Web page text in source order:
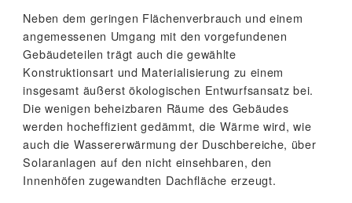
Neben dem geringen Flächenverbrauch und einem
angemessenen Umgang mit den vorgefundenen
Gebäudeteilen trägt auch die gewählte
Konstruktionsart und Materialisierung zu einem
insgesamt äußerst ökologischen Entwurfsansatz bei.
Die wenigen beheizbaren Räume des Gebäudes
werden hocheffizient gedämmt, die Wärme wird, wie
auch die Wassererwärmung der Duschbereiche, über
Solaranlagen auf den nicht einsehbaren, den
Innenhöfen zugewandten Dachfläche erzeugt.